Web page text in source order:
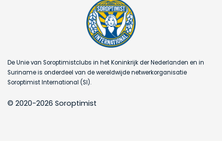
De Unie van Soroptimistclubs in het Koninkrijk der Nederlanden en in
Suriname is onderdeel van de wereldwijde netwerkorganisatie
Soroptimist International (SI).
© 2020-2026 Soroptimist